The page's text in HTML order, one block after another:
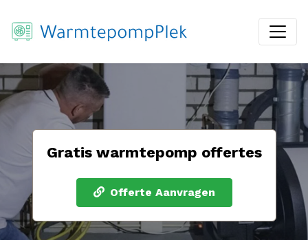
Gratis warmtepomp offertes
Offerte Aanvragen